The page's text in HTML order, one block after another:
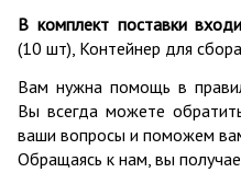
В комплект поставки
(10 шт), Контейнер для
Вам нужна помощь в
Вы всегда можете
ваши вопросы и поможем
Обращаясь к нам, вы